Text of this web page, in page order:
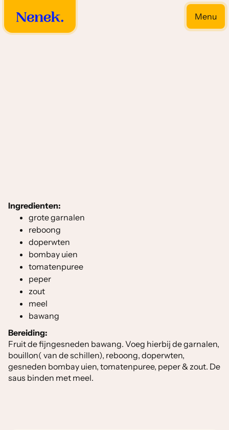
Menu
Ingredienten:
grote garnalen
reboong
doperwten
bombay uien
tomatenpuree
peper
zout
meel
bawang
Bereiding:
Fruit de fijngesneden bawang. Voeg hierbij de garnalen,
bouillon( van de schillen), reboong, doperwten,
gesneden bombay uien, tomatenpuree, peper & zout. De
saus binden met meel.